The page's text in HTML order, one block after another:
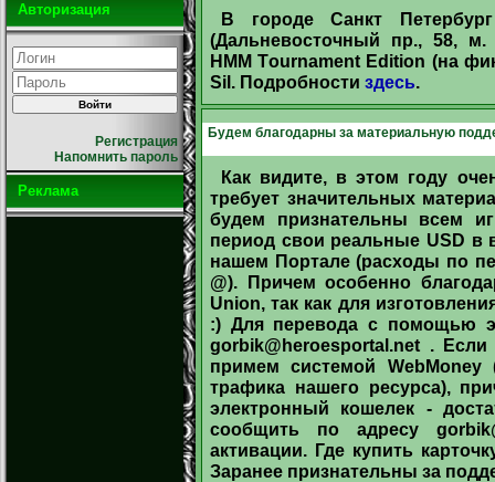
Авторизация
Регистрация
Напомнить пароль
Реклама
В городе Санкт
(Дальневосточный пр., 58, м.
HMM Тournament Еdition (на
Sil. Подробности здесь.
Будем благодарны за материальную
Как видите, в этом году
требует значительных
будем признательны всем
период свои реальные USD
нашем Портале (расходы по
@). Причем особенно
Union, так как для
:) Для перевода с помощью
gorbik@heroesportal.net . Если
примем системой WebMoney
трафика нашего ресурса),
электронный кошелек -
сообщить по адресу
активации. Где купить
Заранее признательны за